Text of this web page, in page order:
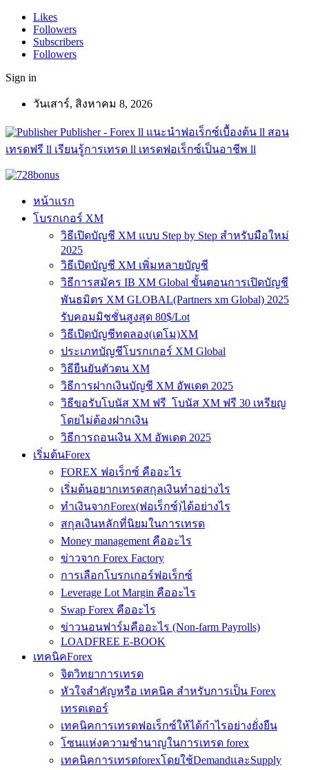
Likes
Followers
Subscribers
Followers
Sign in
วันเสาร์, สิงหาคม 8, 2026
Publisher - Forex ll แนะนำฟอเร็กซ์เบื้องต้น ll สอน
เทรดฟรี ll เรียนรู้การเทรด ll เทรดฟอเร็กซ์เป็นอาชีพ ll
หน้าแรก
โบรกเกอร์ XM
วิธีเปิดบัญชี XM แบบ Step by Step สำหรับมือใหม่
2025
วิธีเปิดบัญชี XM เพิ่มหลายบัญชี
วิธีการสมัคร IB XM Global ขั้นตอนการเปิดบัญชี
พันธมิตร XM GLOBAL(Partners xm Global) 2025
รับคอมมิชชั่นสูงสุด 80$/Lot
วิธีเปิดบัญชีทดลอง(เดโม)XM
ประเภทบัญชีโบรกเกอร์ XM Global
วิธียืนยันตัวตน XM
วิธีการฝากเงินบัญชี XM อัพเดต 2025
วิธีขอรับโบนัส XM ฟรี โบนัส XM ฟรี 30 เหรียญ
โดยไม่ต้องฝากเงิน
วิธีการถอนเงิน XM อัพเดต 2025
เริ่มต้นForex
FOREX ฟอเร็กซ์ คืออะไร
เริ่มต้นอยากเทรดสกุลเงินทำอย่างไร
ทำเงินจากForex(ฟอเร็กซ์)ได้อย่างไร
สกุลเงินหลักที่นิยมในการเทรด
Money management คืออะไร
ข่าวจาก Forex Factory
การเลือกโบรกเกอร์ฟอเร็กซ์
Leverage Lot Margin คืออะไร
Swap Forex คืออะไร
ข่าวนอนฟาร์มคืออะไร (Non-farm Payrolls)
LOADFREE E-BOOK
เทคนิคForex
จิตวิทยาการเทรด
หัวใจสำคัญหรือ เทคนิค สำหรับการเป็น Forex
เทรดเดอร์
เทคนิคการเทรดฟอเร็กซ์ให้ได้กำไรอย่างยั่งยืน
โซนแห่งความชำนาญในการเทรด forex
เทคนิคการเทรดforexโดยใช้DemandและSupply